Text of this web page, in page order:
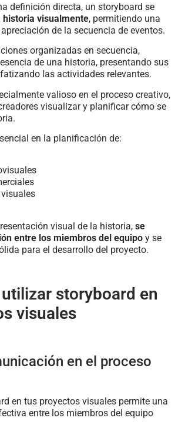
definición directa, un storyboard se
historia visualmente, permitiendo una
de la secuencia de eventos.
organizadas en secuencia,
de una historia, presentando sus
las actividades relevantes.
valioso en el proceso creativo,
visualizar y planificar cómo se
en la planificación de:
visual de la historia, se
entre los miembros del equipo y se
para el desarrollo del proyecto.
storyboard en
visuales
en el proceso
en tus proyectos visuales permite una
entre los miembros del equipo